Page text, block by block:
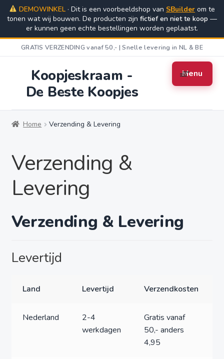
DEMOWINKEL· Dit is een voorbeeldshop van SBuilderom te
tonen wat wij bouwen. De producten zijn fictief en niet te koop —
er kunnen geen echte bestellingen worden geplaatst.
GRATIS VERZENDING vanaf 50,- | Snelle levering in NL & BE
Ga
door
naar
navigatie
Ga
naar
de
inhoud
Koopjeskraam -
De Beste Koopjes
Menu
Home Algemene Voorwaarden
Privacybeleid
Home Verzending & Levering
Verzending &
Levering
Verzending & Levering
Levertijd
Land Levertijd Verzendkosten
Nederland
2-4
werkdagen
Gratis vanaf
50,- anders
4,95